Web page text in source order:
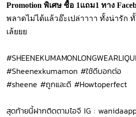
Promotion พิเศษ ซื้อ 1แถม1 ทาง
พลาดไม่ได้แล้วอ๊ะเปล่าาาา ทั้งน่ารัก
เล้ยยย
#Sheenexkumamon #ใช้ดีบอกต่อ
#sheene #ถูกและดี #Howtoperfect
สุดท้ายนี้ฝากติดตามไอจี IG :